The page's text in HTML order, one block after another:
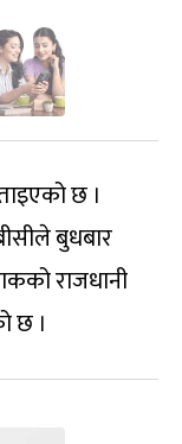
छ ।
बुधबार
राजधानी
छ ।